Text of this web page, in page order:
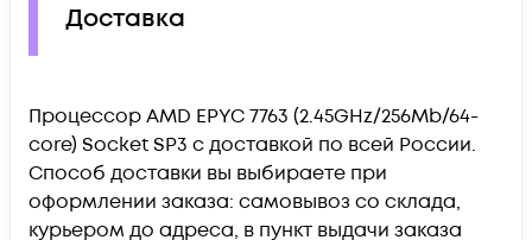
Доставка
Процессор AMD EPYC 7763 (2.45GHz/256Mb/64-
core) Socket SP3 c доставкой по всей России.
Способ доставки вы выбираете при
оформлении заказа: самовывоз со склада,
курьером до адреса, в пункт выдачи заказа